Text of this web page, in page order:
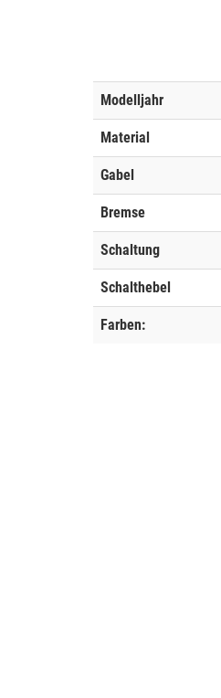
Modelljahr
Material
Gabel
Bremse
Schaltung
Schalthebel
Farben: